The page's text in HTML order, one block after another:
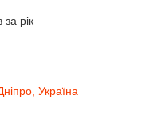
за рік
Україна